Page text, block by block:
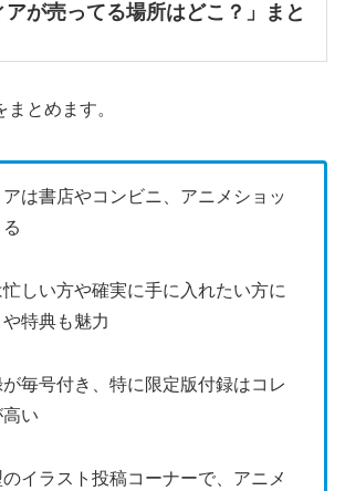
アが売ってる場所はどこ？」まと
とめます。
アは書店やコンビニ、アニメショッ
忙しい方や確実に手に入れたい方に
特典も魅力
が毎号付き、特に限定版付録はコレ
い
のイラスト投稿コーナーで、アニメ